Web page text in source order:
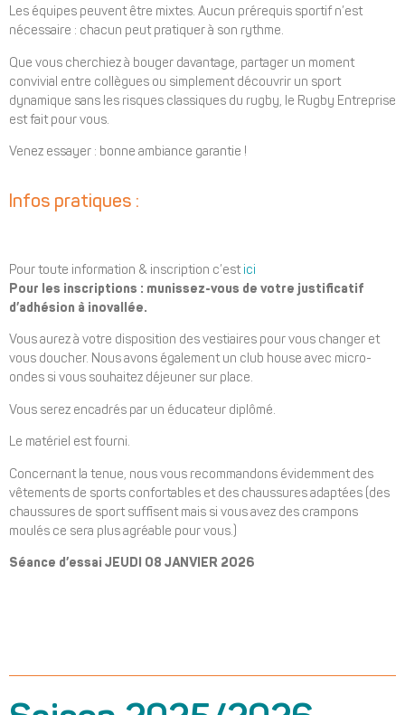
Les équipes peuvent être mixtes. Aucun prérequis sportif n’est
nécessaire : chacun peut pratiquer à son rythme.
Que vous cherchiez à bouger davantage, partager un moment
convivial entre collègues ou simplement découvrir un sport
dynamique sans les risques classiques du rugby, le Rugby Entreprise
est fait pour vous.
Venez essayer : bonne ambiance garantie !
Infos pratiques :
Pour toute information & inscription c’est ici
Pour les inscriptions : munissez-vous de votre justificatif
d’adhésion à inovallée.
Vous aurez à votre disposition des vestiaires pour vous changer et
vous doucher. Nous avons également un club house avec micro-
ondes si vous souhaitez déjeuner sur place.
Vous serez encadrés par un éducateur diplômé.
Le matériel est fourni.
Concernant la tenue, nous vous recommandons évidemment des
vêtements de sports confortables et des chaussures adaptées (des
chaussures de sport suffisent mais si vous avez des crampons
moulés ce sera plus agréable pour vous.)
Séance d’essai JEUDI 08 JANVIER 2026